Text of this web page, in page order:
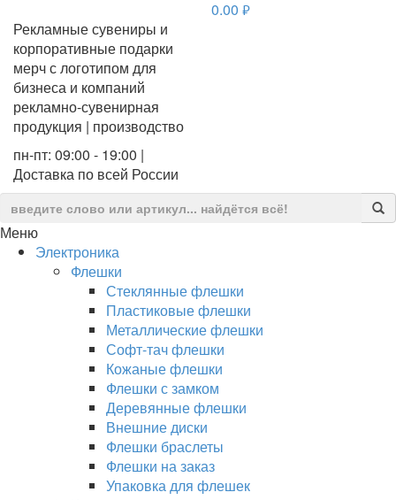
Рекламные сувениры и
корпоративные подарки
мерч с логотипом для
бизнеса и компаний
рекламно-сувенирная
продукция | производство
пн-пт: 09:00 - 19:00 |
Доставка по всей России
0.00 руб.
Меню
Электроника
Флешки
Стеклянные флешки
Пластиковые флешки
Металлические флешки
Софт-тач флешки
Кожаные флешки
Флешки с замком
Деревянные флешки
Внешние диски
Флешки браслеты
Флешки на заказ
Упаковка для флешек